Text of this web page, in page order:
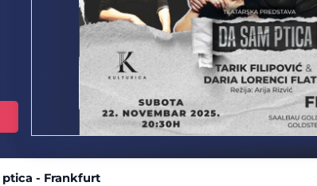
ptica - Frankfurt